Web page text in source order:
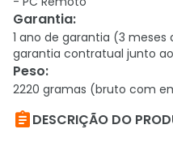
Garantia:
1 ano de garantia (3
garantia contratual junto
Peso:
2220 gramas (bruto com
DESCRIÇÃO DO